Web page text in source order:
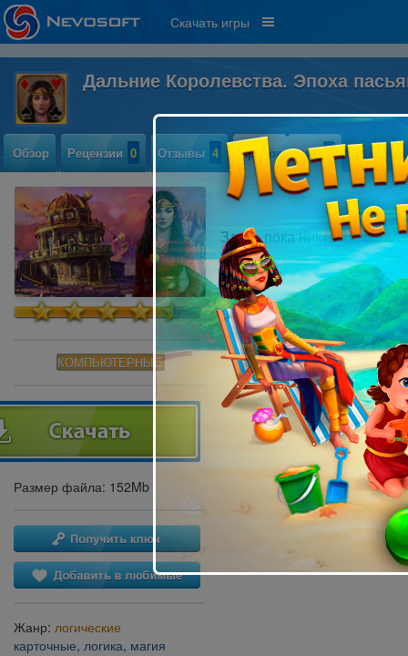
Скачать игры
Дальние Королевства. Эпоха
Обзор Рецензии 0 Отзывы 4 Прохождение 0
КОМПЬЮТЕРНЫЕ
Размер файла: 152Mb
Жанр: логические
карточные, логика, магия
Здесь пока никто не писал